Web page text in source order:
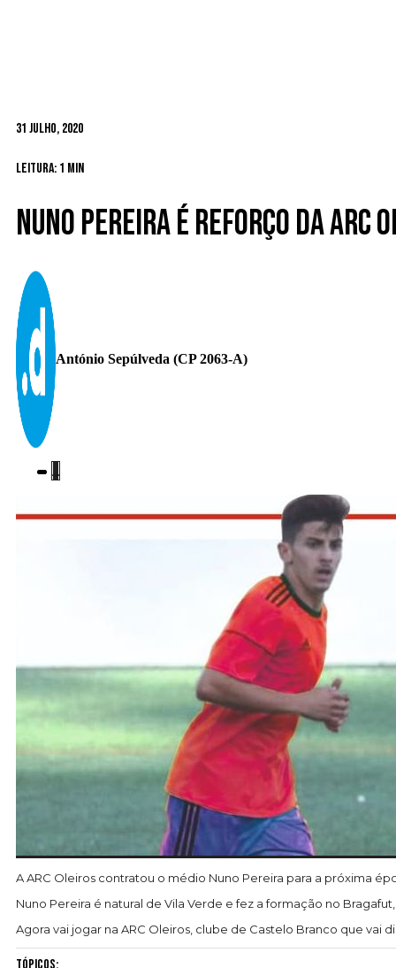
31 Julho, 2020
Leitura: 1 min
Nuno Pereira é reforço da ARC
António Sepúlveda (CP 2063-A)
A ARC Oleiros contratou o médio Nuno Pereira para a próxima
Nuno Pereira é natural de Vila Verde e fez a formação no
Agora vai jogar na ARC Oleiros, clube de Castelo Branco que